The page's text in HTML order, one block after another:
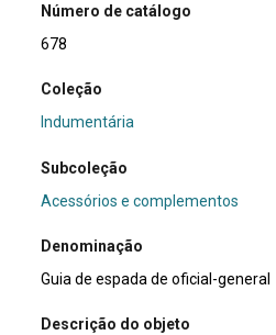
Número de catálogo
678
Coleção
Indumentária
Subcoleção
Acessórios e complementos
Denominação
Guia de espada de oficial-general
Descrição do objeto